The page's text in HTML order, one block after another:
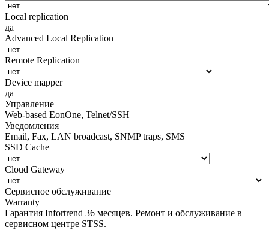
Local replication
да
Advanced Local Replication
Remote Replication
Device mapper
да
Управление
Web-based EonOne, Telnet/SSH
Уведомления
Email, Fax, LAN broadcast, SNMP traps, SMS
SSD Cache
Cloud Gateway
Сервисное обслуживание
Warranty
Гарантия Infortrend 36 месяцев. Ремонт и обслуживание в
сервисном центре STSS.